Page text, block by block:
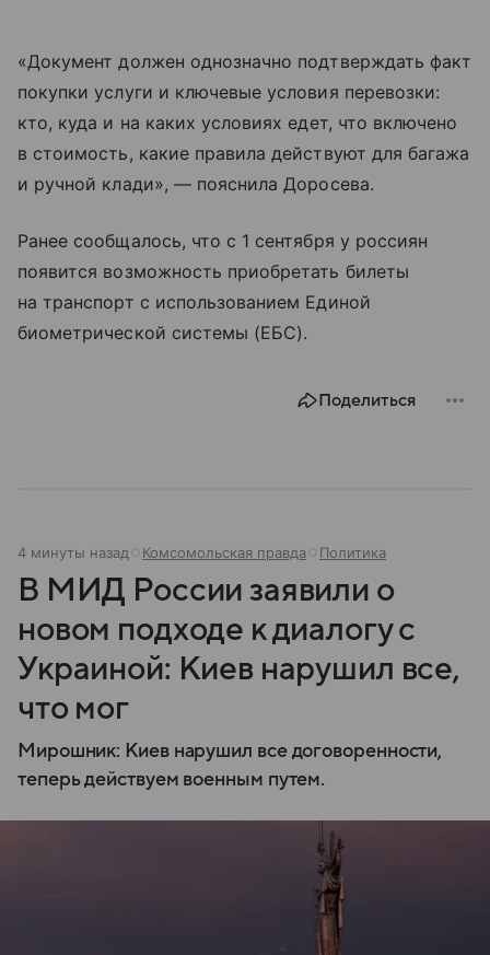
«Документ должен однозначно подтверждать факт
покупки услуги и ключевые условия перевозки:
кто, куда и на каких условиях едет, что включено
в стоимость, какие правила действуют для багажа
и ручной клади», — пояснила Доросева.
Ранее сообщалось, что с 1 сентября у россиян
появится возможность приобретать билеты
на транспорт с использованием Единой
биометрической системы (ЕБС).
Поделиться
4 минуты назад Комсомольская правда Политика
В МИД России заявили о
новом подходе к диалогу с
Украиной: Киев нарушил все,
что мог
Мирошник: Киев нарушил все договоренности,
теперь действуем военным путем.